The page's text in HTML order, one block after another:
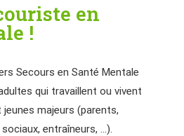
en
!
Secours en Santé Mentale
qui travaillent ou vivent
majeurs (parents,
entraîneurs, …).